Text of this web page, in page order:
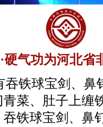
硬气功为河北省
吞铁球宝剑、鼻
菜、肚子上缠
铁球宝剑、鼻